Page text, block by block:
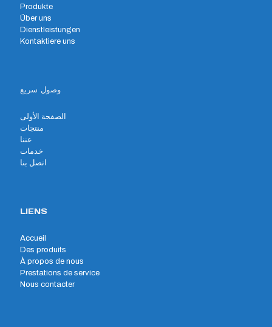
Produkte
Über uns
Dienstleistungen
Kontaktiere uns
وصول سريع
الصفحة الأولى
منتجات
عننا
خدمات
اتصل بنا
LIENS
Accueil
Des produits
À propos de nous
Prestations de service
Nous contacter